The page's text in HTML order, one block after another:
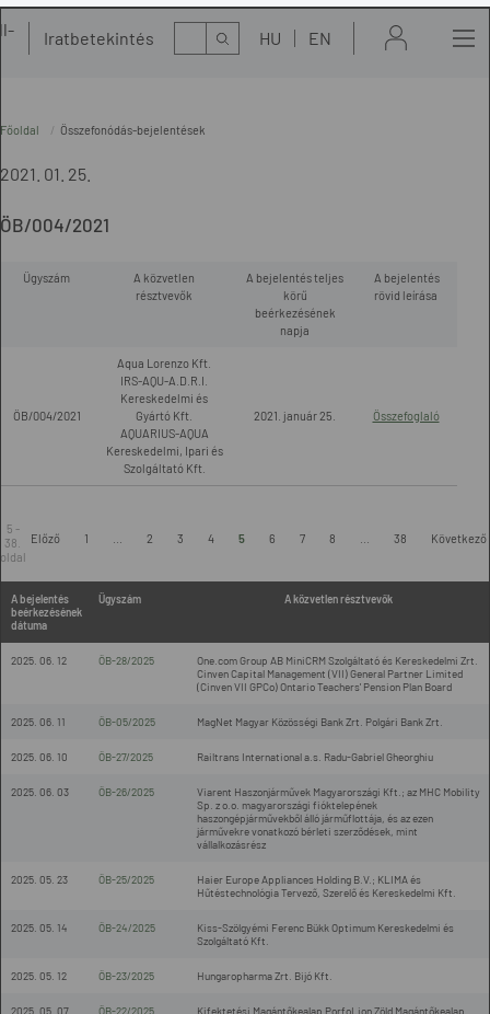
Iratbetekintés Kereső HU EN
Főoldal Összefonódás-bejelentések
2021. 01. 25.
ÖB/004/2021
Ügyszám
A közvetlen
résztvevők
A bejelentés teljes
körű
beérkezésének
napja
A bejelentés
rövid leírása
ÖB/004/2021
Aqua Lorenzo Kft.
IRS-AQU-A.D.R.I.
Kereskedelmi és
Gyártó Kft.
AQUARIUS-AQUA
Kereskedelmi, Ipari és
Szolgáltató Kft.
2021. január 25. Összefoglaló
5 -
38.
oldal
Előző 1 2 3 4 5 6 7 8 38 Következő
A bejelentés
beérkezésének
dátuma
Ügyszám A közvetlen résztvevők
2025. 06. 12 ÖB-28/2025
One.com Group AB MiniCRM Szolgáltató és Kereskedelmi Zrt.
Cinven Capital Management (VII) General Partner Limited
(Cinven VII GPCo) Ontario Teachers' Pension Plan Board
2025. 06. 11 ÖB-05/2025 MagNet Magyar Közösségi Bank Zrt. Polgári Bank Zrt.
2025. 06. 10 ÖB-27/2025 Railtrans International a.s. Radu-Gabriel Gheorghiu
2025. 06. 03 ÖB-26/2025
Viarent Haszonjárművek Magyarországi Kft.; az MHC Mobility
Sp. z o.o. magyarországi fióktelepének
haszongépjárművekből álló járműflottája, és az ezen
járművekre vonatkozó bérleti szerződések, mint
vállalkozásrész
2025. 05. 23 ÖB-25/2025
Haier Europe Appliances Holding B.V.; KLIMA és
Hűtéstechnológia Tervező, Szerelő és Kereskedelmi Kft.
2025. 05. 14 ÖB-24/2025
Kiss-Szölgyémi Ferenc Bükk Optimum Kereskedelmi és
Szolgáltató Kft.
2025. 05. 12 ÖB-23/2025 Hungaropharma Zrt. Bijó Kft.
2025. 05. 07 ÖB-22/2025
Kifektetési Magántőkealap PorfoLion Zöld Magántőkealap